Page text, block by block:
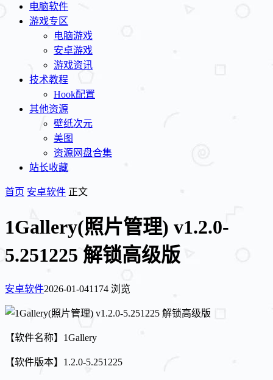
电脑软件
游戏专区
电脑游戏
安卓游戏
游戏资讯
技术教程
Hook配置
其他资源
壁纸次元
美图
资源网盘合集
站长收藏
首页 安卓软件 正文
1Gallery(照片管理) v1.2.0-
5.251225 解锁高级版
安卓软件2026-01-041174 浏览
【软件名称】1Gallery
【软件版本】1.2.0-5.251225